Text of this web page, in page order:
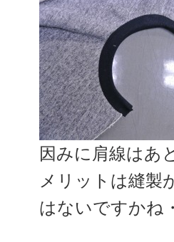
因みに肩線はあ
メリットは縫製
はないですかね